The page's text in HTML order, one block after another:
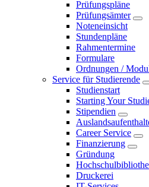
Prüfungspläne
Prüfungsämter
Noteneinsicht
Stundenpläne
Rahmentermine
Formulare
Ordnungen /
Service für Studierende
Studienstart
Starting Your
Stipendien
Career Service
Finanzierung
Gründung
Druckerei